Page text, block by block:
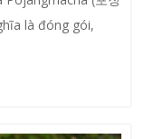
là đóng gói,